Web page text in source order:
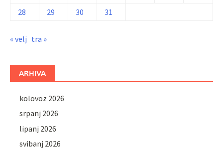
28
29 30 31
« velj tra »
ARHIVA
kolovoz 2026
srpanj 2026
lipanj 2026
svibanj 2026